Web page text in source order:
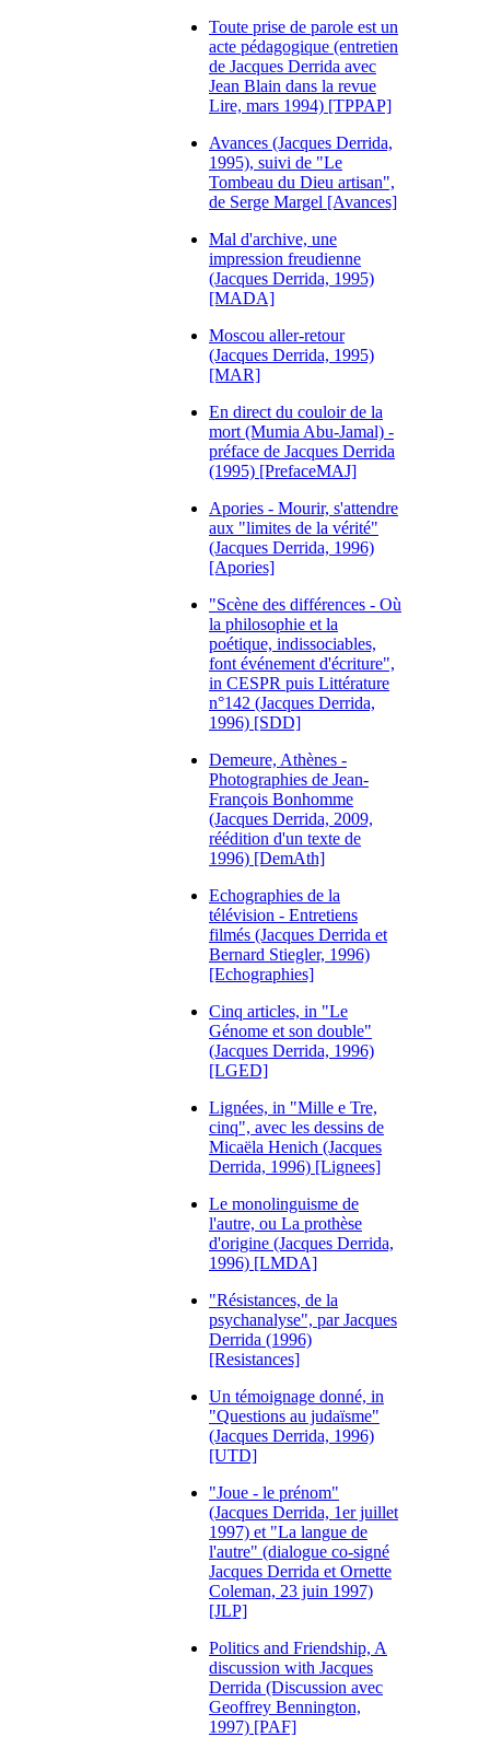
Toute prise de parole est un
acte pédagogique (entretien
de Jacques Derrida avec
Jean Blain dans la revue
Lire, mars 1994) [TPPAP]
Avances (Jacques Derrida,
1995), suivi de "Le
Tombeau du Dieu artisan",
de Serge Margel [Avances]
Mal d'archive, une
impression freudienne
(Jacques Derrida, 1995)
[MADA]
Moscou aller-retour
(Jacques Derrida, 1995)
[MAR]
En direct du couloir de la
mort (Mumia Abu-Jamal) -
préface de Jacques Derrida
(1995) [PrefaceMAJ]
Apories - Mourir, s'attendre
aux "limites de la vérité"
(Jacques Derrida, 1996)
[Apories]
"Scène des différences - Où
la philosophie et la
poétique, indissociables,
font événement d'écriture",
in CESPR puis Littérature
n°142 (Jacques Derrida,
1996) [SDD]
Demeure, Athènes -
Photographies de Jean-
François Bonhomme
(Jacques Derrida, 2009,
réédition d'un texte de
1996) [DemAth]
Echographies de la
télévision - Entretiens
filmés (Jacques Derrida et
Bernard Stiegler, 1996)
[Echographies]
Cinq articles, in "Le
Génome et son double"
(Jacques Derrida, 1996)
[LGED]
Lignées, in "Mille e Tre,
cinq", avec les dessins de
Micaëla Henich (Jacques
Derrida, 1996) [Lignees]
Le monolinguisme de
l'autre, ou La prothèse
d'origine (Jacques Derrida,
1996) [LMDA]
"Résistances, de la
psychanalyse", par Jacques
Derrida (1996)
[Resistances]
Un témoignage donné, in
"Questions au judaïsme"
(Jacques Derrida, 1996)
[UTD]
"Joue - le prénom"
(Jacques Derrida, 1er juillet
1997) et "La langue de
l'autre" (dialogue co-signé
Jacques Derrida et Ornette
Coleman, 23 juin 1997)
[JLP]
Politics and Friendship, A
discussion with Jacques
Derrida (Discussion avec
Geoffrey Bennington,
1997) [PAF]